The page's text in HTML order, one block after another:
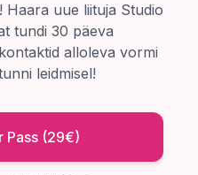
Haara uue liituja Studio
tundi 30 päeva
alloleva vormi
leidmisel!
Pass (29€)